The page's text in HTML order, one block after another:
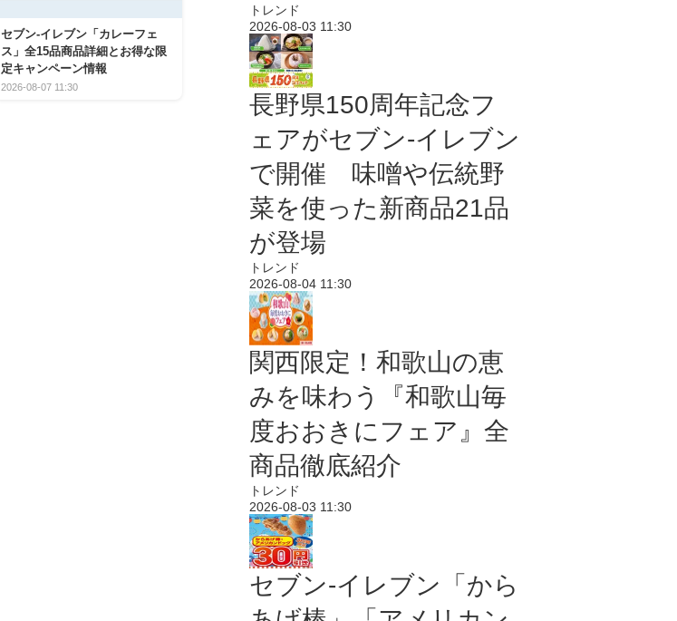
セブン‐イレブン「カレーフェ
ス」全15品商品詳細とお得な限
定キャンペーン情報
2026-08-07 11:30
トレンド
2026-08-03 11:30
長野県150周年記念フ
ェアがセブン-イレブン
で開催 味噌や伝統野
菜を使った新商品21品
が登場
トレンド
2026-08-04 11:30
関西限定！和歌山の恵
みを味わう『和歌山毎
度おおきにフェア』全
商品徹底紹介
トレンド
2026-08-03 11:30
セブン‐イレブン「から